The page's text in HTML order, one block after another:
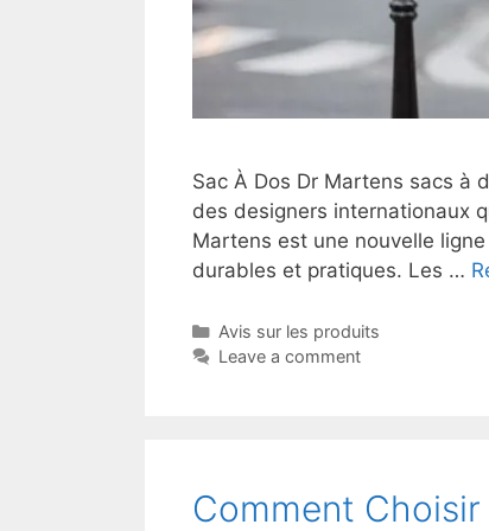
Sac À Dos Dr Martens sacs à
des designers internationaux
Martens est une nouvelle
durables et pratiques. Les …
Avis sur les produits
Leave a comment
Comment